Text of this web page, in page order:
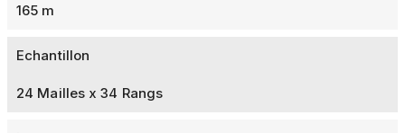
165 m
Echantillon
24 Mailles x 34 Rangs